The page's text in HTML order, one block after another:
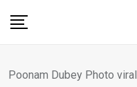
Poonam Dubey Photo viral